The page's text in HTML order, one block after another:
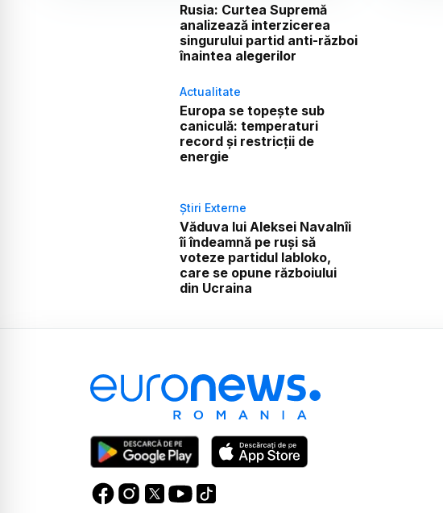
Rusia: Curtea Supremă
analizează interzicerea
singurului partid anti-război
înaintea alegerilor
Actualitate
Europa se topește sub
caniculă: temperaturi
record și restricții de
energie
Știri Externe
Văduva lui Aleksei Navalnîi
îi îndeamnă pe ruși să
voteze partidul Iabloko,
care se opune războiului
din Ucraina